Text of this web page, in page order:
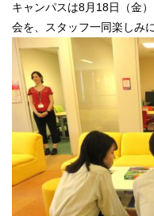
キャンパスは8月18日（金
会を、スタッフ一同楽しみ